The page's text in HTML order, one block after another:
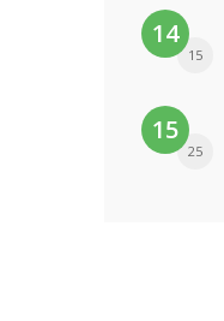
14
15
15
25